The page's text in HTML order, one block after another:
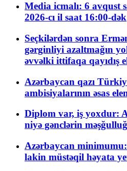
Media icmalı: 6 avqust
2026-cı il saat 16:00-dək
Seçkilərdən sonra
gərginliyi azaltmağın
əvvəlki ittifaqa qayıdış
Azərbaycan qazı
ambisiyalarının əsas
Diplom var, iş yoxdur:
niyə gənclərin
Azərbaycan minimumu:
lakin müstəqil həyata